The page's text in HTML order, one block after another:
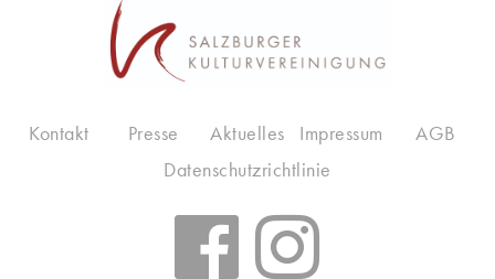
Kontakt Presse Aktuelles Impressum
AGB
Datenschutzrichtlinie